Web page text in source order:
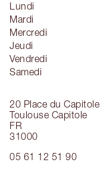
20 Place du Capitole
Toulouse Capitole
FR
31000
05 61 12 51 90
Lundi
Mardi
Mercredi
Jeudi
Vendredi
Samedi